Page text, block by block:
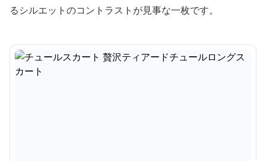
るシルエットのコントラストが見事な一枚です。